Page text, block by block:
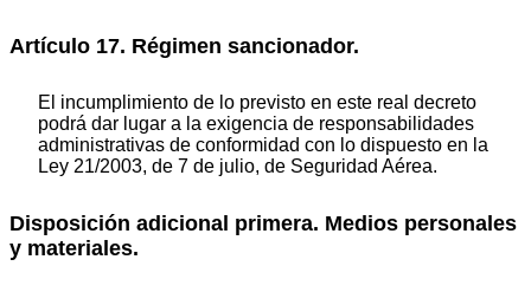
Artículo 17. Régimen sancionador.
El incumplimiento de lo previsto en este real decreto
podrá dar lugar a la exigencia de responsabilidades
administrativas de conformidad con lo dispuesto en la
Ley 21/2003, de 7 de julio, de Seguridad Aérea.
Disposición adicional primera. Medios personales
y materiales.